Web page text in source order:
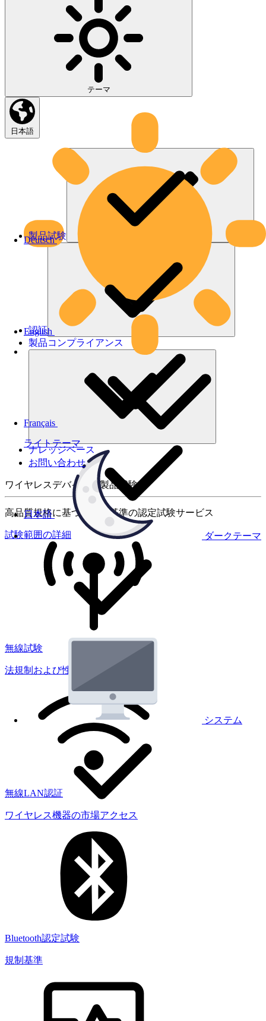
テーマ
ライトテーマ
ダークテーマ
システム
日本語
Deutsch
English
Français
日本語
製品試験
認証
製品コンプライアンス
ナレッジベース
お問い合わせ
ワイヤレスデバイスの製品試験
高品質規格に基づく国際基準の認定試験サービス
試験範囲の詳細
無線試験
法規制および性能試験
無線LAN認証
ワイヤレス機器の市場アクセス
Bluetooth認定試験
規制基準